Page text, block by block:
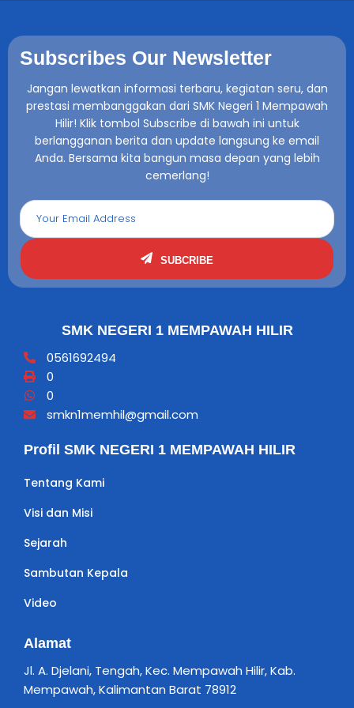
Subscribes Our Newsletter
Jangan lewatkan informasi terbaru, kegiatan seru, dan
prestasi membanggakan dari SMK Negeri 1 Mempawah
Hilir! Klik tombol Subscribe di bawah ini untuk
berlangganan berita dan update langsung ke email
Anda. Bersama kita bangun masa depan yang lebih
cemerlang!
SUBCRIBE
SMK NEGERI 1 MEMPAWAH HILIR
0561692494
0
0
smkn1memhil@gmail.com
Profil SMK NEGERI 1 MEMPAWAH HILIR
Tentang Kami
Visi dan Misi
Sejarah
Sambutan Kepala
Video
Alamat
Jl. A. Djelani, Tengah, Kec. Mempawah Hilir, Kab.
Mempawah, Kalimantan Barat 78912